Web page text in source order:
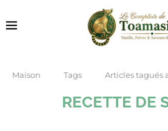
Maison Tags Articles tagués
RECETTE DE